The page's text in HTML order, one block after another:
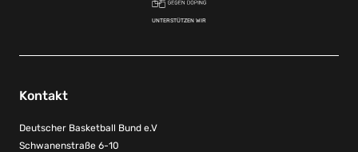
UNTERSTÜTZEN WIR
Kontakt
Deutscher Basketball Bund e.V
Schwanenstraße 6-10